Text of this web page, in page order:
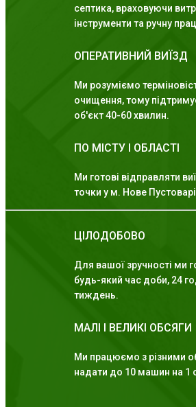
септика, враховуючи
інструменти та ручну
ОПЕРАТИВНИЙ ВИЇЗД
Ми розуміємо
очищення, тому
об'єкт 40-60 хвилин.
ПО МІСТУ І ОБЛАСТІ
Ми готові відправляти
точки у м. Нове
ЦІЛОДОБОВО
Для вашої зручності ми
будь-який час доби, 24
тиждень.
МАЛІ І ВЕЛИКІ ОБСЯГИ
Ми працюємо з різними
надати до 10 машин на 1